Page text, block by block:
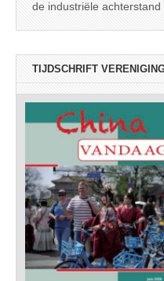
de industriële achterstand
TIJDSCHRIFT